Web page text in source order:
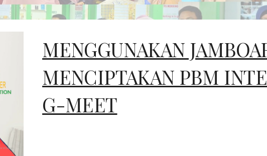
MENGGUNAKAN
MENCIPTAKAN PBM
G-MEET